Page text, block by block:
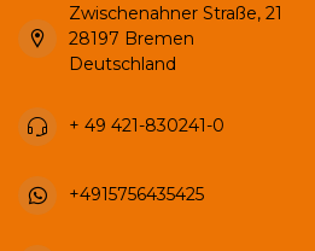
Zwischenahner Straße, 21
28197 Bremen
Deutschland
+ 49 421-830241-0
+4915756435425